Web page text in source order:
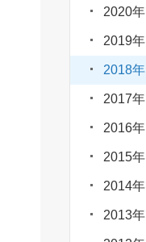
2020年
2019年
2018年
2017年
2016年
2015年
2014年
2013年